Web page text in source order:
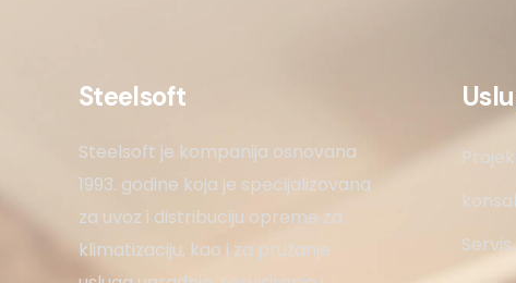
Steelsoft
Steelsoft je kompanija osnovana
1993. godine koja je specijalizovana
za uvoz i distribuciju opreme za
klimatizaciju, kao i za pružanje